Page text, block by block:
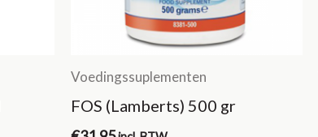
Voedingssuplementen
FOS (Lamberts) 500 gr